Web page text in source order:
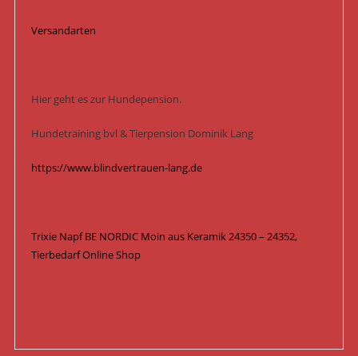
Versandarten
Hier geht es zur Hundepension.
Hundetraining bvl & Tierpension Dominik Lang
https://www.blindvertrauen-lang.de
Trixie Napf BE NORDIC Moin aus Keramik 24350 – 24352,
Tierbedarf Online Shop